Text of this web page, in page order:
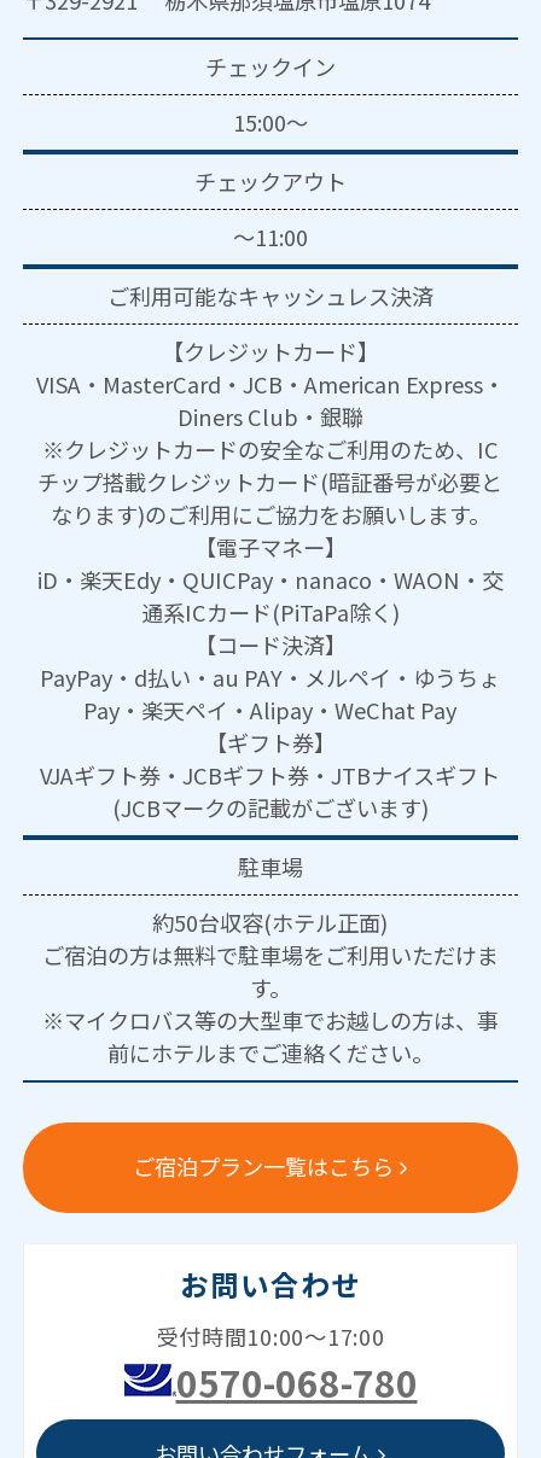
チェックイン
15:00～
チェックアウト
～11:00
ご利用可能なキャッシュレス決済
【クレジットカード】
VISA・MasterCard・JCB・American Express・
Diners Club・銀聯
※クレジットカードの安全なご利用のため、IC
チップ搭載クレジットカード(暗証番号が必要と
なります)のご利用にご協力をお願いします。
【電子マネー】
iD・楽天Edy・QUICPay・nanaco・WAON・交
通系ICカード(PiTaPa除く)
【コード決済】
PayPay・d払い・au PAY・メルペイ・ゆうちょ
Pay・楽天ペイ・Alipay・WeChat Pay
【ギフト券】
VJAギフト券・JCBギフト券・JTBナイスギフト
(JCBマークの記載がございます)
駐車場
約50台収容(ホテル正面)
ご宿泊の方は無料で駐車場をご利用いただけま
す。
※マイクロバス等の大型車でお越しの方は、事
前にホテルまでご連絡ください。
ご宿泊プラン一覧はこちら
お問い合わせ
受付時間10:00～17:00
0570-068-780